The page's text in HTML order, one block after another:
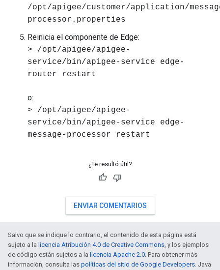
/opt/apigee/customer/application/
processor.properties
Reinicia el componente de Edge:
> /opt/apigee/apigee-
service/bin/apigee-service edge-
router restart
o:
> /opt/apigee/apigee-
service/bin/apigee-service edge-
message-processor restart
¿Te resultó útil?
ENVIAR COMENTARIOS
Salvo que se indique lo contrario, el contenido de esta página está
sujeto a la licencia Atribución 4.0 de Creative Commons, y los ejemplos
de código están sujetos a la licencia Apache 2.0. Para obtener más
información, consulta las políticas del sitio de Google Developers. Java